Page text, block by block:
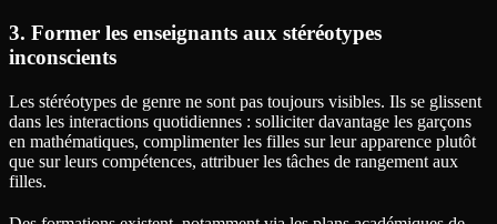
3. Former les enseignants aux stéréotypes
inconscients
Les stéréotypes de genre ne sont pas toujours visibles. Ils se glissent
dans les interactions quotidiennes : solliciter davantage les garçons
en mathématiques, complimenter les filles sur leur apparence plutôt
que sur leurs compétences, attribuer les tâches de rangement aux
filles.